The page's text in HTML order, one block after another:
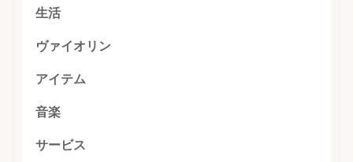
生活
ヴァイオリン
アイテム
音楽
サービス